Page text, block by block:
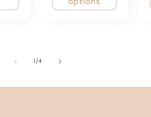
1/de
4